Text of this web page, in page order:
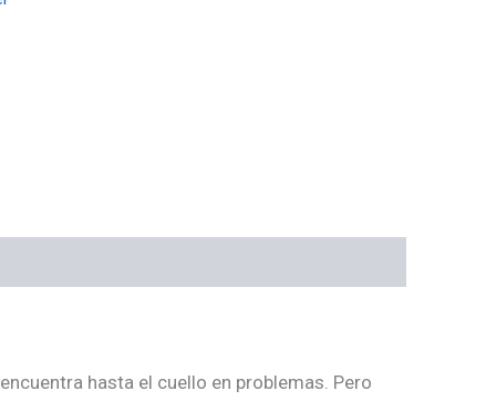
hasta el cuello en problemas. Pero